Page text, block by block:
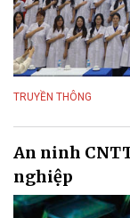
TRUYỀN THÔNG
An ninh
nghiệp